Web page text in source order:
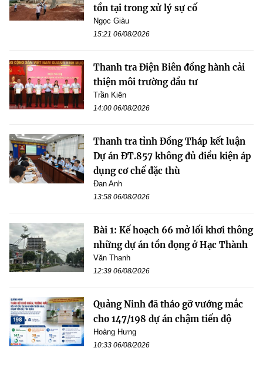
tồn tại trong xử lý sự cố
Ngọc Giàu
15:21 06/08/2026
Thanh tra Điện Biên đồng hành cải
thiện môi trường đầu tư
Trần Kiên
14:00 06/08/2026
Thanh tra tỉnh Đồng Tháp kết luận
Dự án ĐT.857 không đủ điều kiện áp
dụng cơ chế đặc thù
Đan Anh
13:58 06/08/2026
Bài 1: Kế hoạch 66 mở lối khơi thông
những dự án tồn đọng ở Hạc Thành
Văn Thanh
12:39 06/08/2026
Quảng Ninh đã tháo gỡ vướng mắc
cho 147/198 dự án chậm tiến độ
Hoàng Hưng
10:33 06/08/2026